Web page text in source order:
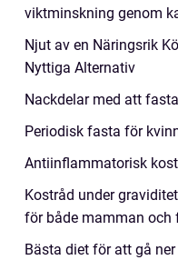
viktminskning genom
Njut av en Näringsrik
Nyttiga Alternativ
Nackdelar med att fasta
Periodisk fasta för
Antiinflammatorisk
Kostråd under
för både mamman och
Bästa diet för att gå